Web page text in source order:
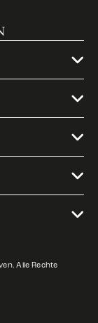
Alle Rechte